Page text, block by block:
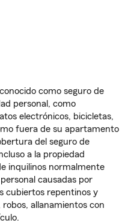
como seguro de
personal, como
electrónicos, bicicletas,
fuera de su apartamento
del seguro de
a la propiedad
inquilinos normalmente
causadas por
cubiertos repentinos y
allanamientos con